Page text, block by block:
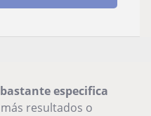
especifica
resultados o